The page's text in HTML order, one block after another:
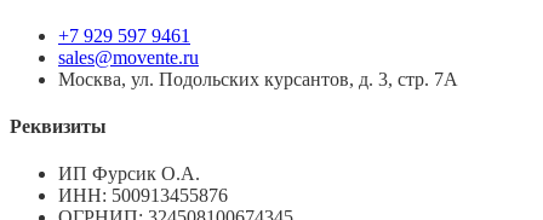
+7 929 597 9461
sales@movente.ru
Москва, ул. Подольских курсантов, д. 3, стр. 7А
Реквизиты
ИП Фурсик О.А.
ИНН: 500913455876